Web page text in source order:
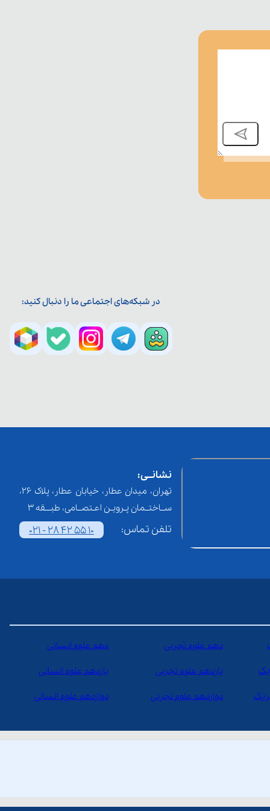
در شبکه‌های اجتماعی ما را دنبال کنید:
نشانــی:
تهران، میدان عطار، خیابان عطار، پلاک 26،
ســاختــمان پـرویـن اعـتصــامی، طبـــقه 3
تلفن تماس: 021 - 28 42 55 10
دهم علوم تجربی دهم علوم انسانی
یازدهم علوم تجربی یازدهم علوم انسانی
دوازدهم علوم تجربی دوازدهم علوم انسانی